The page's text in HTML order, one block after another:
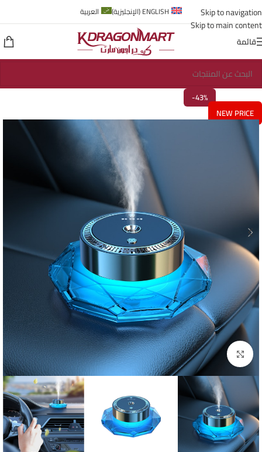
Skip to navigation
Skip to main content
ENGLISH
(الإنجليزية) العربية
قائمة
-43%
NEW PRICE
Click to enlarge